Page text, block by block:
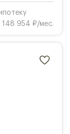
148 954 ₽/мес.